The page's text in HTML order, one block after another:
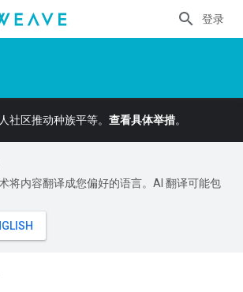
登录
社区推动种族平等。 查看具体举措。
将内容翻译成您偏好的语言。AI 翻译可能包